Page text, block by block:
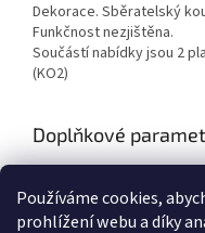
Používáme cookies,
prohlížení webu a díky
Dekorace. Sběratelský
Funkčnost nezjištěna.
Součástí nabídky jsou 2
(KO2)
Doplňkové
Hmotnost: 1 kg